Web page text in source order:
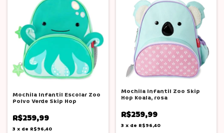
Mochila Infantil Escolar Zoo
Polvo Verde Skip Hop
R$259,99
3 x de R$96,40
Mochila Infantil Zoo Skip
Hop Koala, rosa
R$259,99
3 x de R$96,40